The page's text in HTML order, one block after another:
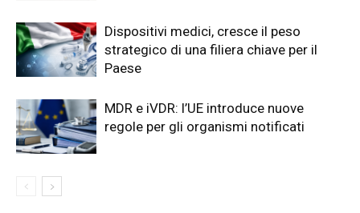
Dispositivi medici, cresce il peso
strategico di una filiera chiave per il
Paese
MDR e iVDR: l’UE introduce nuove
regole per gli organismi notificati